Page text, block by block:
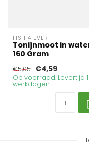
FISH 4 EVER
Tonijnmoot in
160 Gram
€5,05 €4,59
Op voorraad. Levertijd 1
werkdagen